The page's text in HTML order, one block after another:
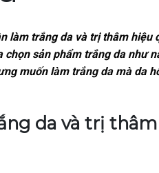
làm trắng da và trị thâm hiệu
sản phẩm trắng da như
muốn làm trắng da mà da
da và trị thâm